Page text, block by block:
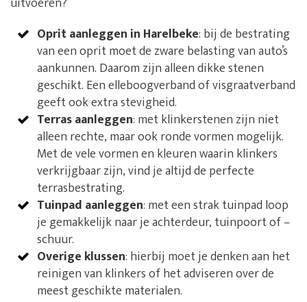
Oprit aanleggen in Harelbeke: bij de bestrating
van een oprit moet de zware belasting van auto’s
aankunnen. Daarom zijn alleen dikke stenen
geschikt. Een elleboogverband of visgraatverband
geeft ook extra stevigheid.
Terras aanleggen: met klinkerstenen zijn niet
alleen rechte, maar ook ronde vormen mogelijk.
Met de vele vormen en kleuren waarin klinkers
verkrijgbaar zijn, vind je altijd de perfecte
terrasbestrating.
Tuinpad aanleggen: met een strak tuinpad loop
je gemakkelijk naar je achterdeur, tuinpoort of –
schuur.
Overige klussen: hierbij moet je denken aan het
reinigen van klinkers of het adviseren over de
meest geschikte materialen.